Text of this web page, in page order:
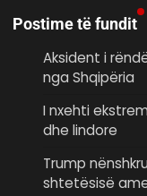
Postime të fundit
Aksident i
nga Shqipëria
I nxehti
dhe lindore
Trump
shtetësisë